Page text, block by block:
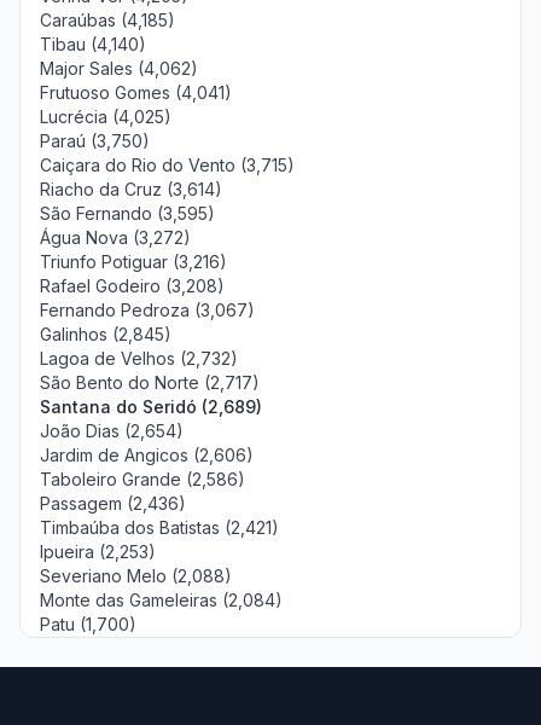
Caraúbas (4,185)
Tibau (4,140)
Major Sales (4,062)
Frutuoso Gomes (4,041)
Lucrécia (4,025)
Paraú (3,750)
Caiçara do Rio do Vento (3,715)
Riacho da Cruz (3,614)
São Fernando (3,595)
Água Nova (3,272)
Triunfo Potiguar (3,216)
Rafael Godeiro (3,208)
Fernando Pedroza (3,067)
Galinhos (2,845)
Lagoa de Velhos (2,732)
São Bento do Norte (2,717)
Santana do Seridó (2,689)
João Dias (2,654)
Jardim de Angicos (2,606)
Taboleiro Grande (2,586)
Passagem (2,436)
Timbaúba dos Batistas (2,421)
Ipueira (2,253)
Severiano Melo (2,088)
Monte das Gameleiras (2,084)
Patu (1,700)